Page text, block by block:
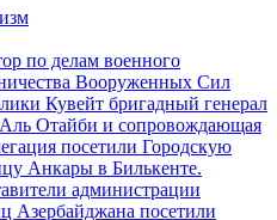
по делам военного
Вооруженных Сил
Кувейт бригадный генерал
Отайби и сопровождающая
посетили Городскую
Анкары в Билькенте.
администрации
Азербайджана посетили